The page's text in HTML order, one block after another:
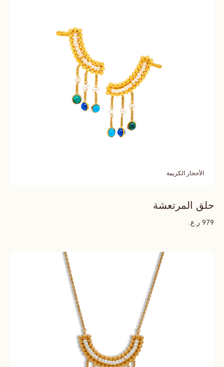
الأحجار الكريمة
حلق المرتعشة
979 ر.ع.